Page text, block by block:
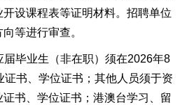
设课程表等证明材料。招聘单位
等进行审查。
毕业生（非在职）须在2026年8
证书、学位证书；其他人员须于资
书、学位证书；港澳台学习、留